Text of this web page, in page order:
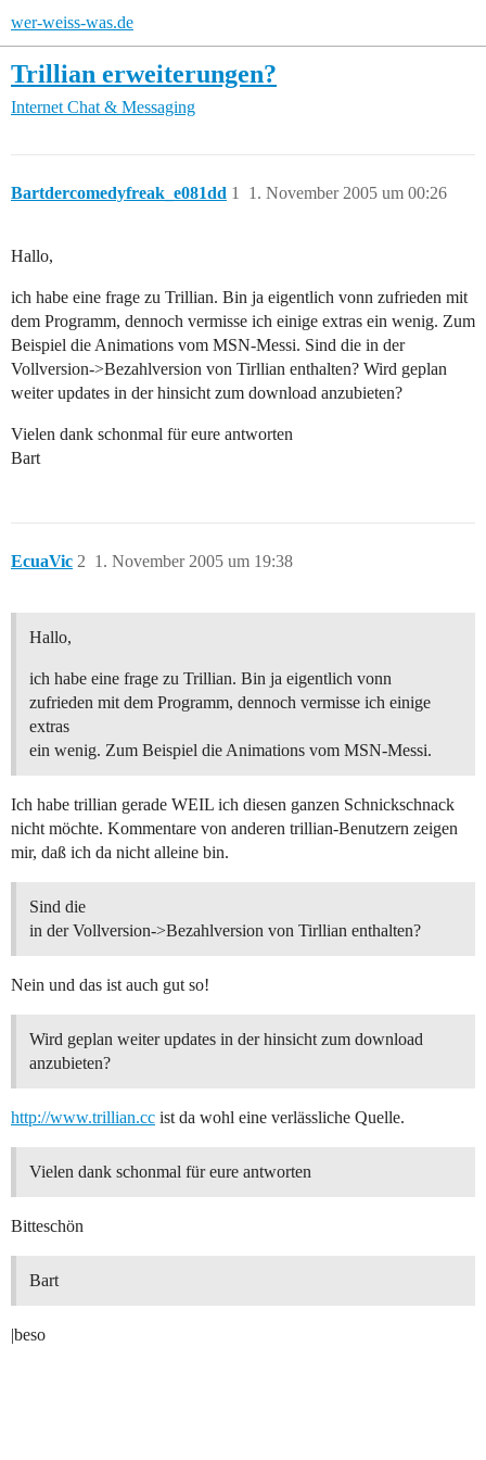
wer-weiss-was.de
Trillian erweiterungen?
Internet Chat & Messaging
Bartdercomedyfreak_e081dd 1. November 2005 um 00:26
1
Hallo,
ich habe eine frage zu Trillian. Bin ja eigentlich vonn zufrieden mit
dem Programm, dennoch vermisse ich einige extras ein wenig. Zum
Beispiel die Animations vom MSN-Messi. Sind die in der
Vollversion->Bezahlversion von Tirllian enthalten? Wird geplan
weiter updates in der hinsicht zum download anzubieten?
Vielen dank schonmal für eure antworten
Bart
EcuaVic 1. November 2005 um 19:38
2
Hallo,
ich habe eine frage zu Trillian. Bin ja eigentlich vonn
zufrieden mit dem Programm, dennoch vermisse ich einige
extras
ein wenig. Zum Beispiel die Animations vom MSN-Messi.
Ich habe trillian gerade WEIL ich diesen ganzen Schnickschnack
nicht möchte. Kommentare von anderen trillian-Benutzern zeigen
mir, daß ich da nicht alleine bin.
Sind die
in der Vollversion->Bezahlversion von Tirllian enthalten?
Nein und das ist auch gut so!
Wird geplan weiter updates in der hinsicht zum download
anzubieten?
http://www.trillian.cc ist da wohl eine verlässliche Quelle.
Vielen dank schonmal für eure antworten
Bitteschön
Bart
|beso